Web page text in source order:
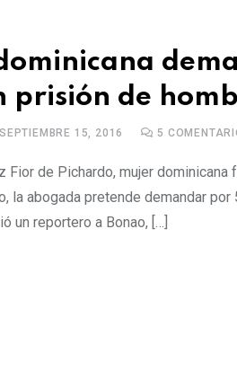
prisión de
SEPTIEMBRE 15, 2016 5
Fior de Pichardo, mujer
la abogada pretende demandar
un reportero a Bonao, […]